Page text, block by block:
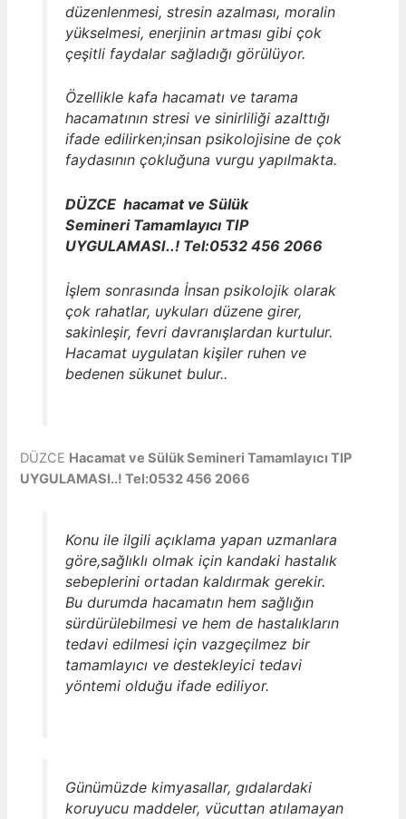
düzenlenmesi, stresin azalması, moralin
yükselmesi, enerjinin artması gibi çok
çeşitli faydalar sağladığı görülüyor.
Özellikle kafa hacamatı ve tarama
hacamatının stresi ve sinirliliği azalttığı
ifade edilirken;insan psikolojisine de çok
faydasının çokluğuna vurgu yapılmakta.
DÜZCE hacamatve Sülük
Semineri Tamamlayıcı TIP
UYGULAMASI..! Tel:0532 456 2066
İşlem sonrasında İnsan psikolojik olarak
çok rahatlar, uykuları düzene girer,
sakinleşir, fevri davranışlardan kurtulur.
Hacamat uygulatan kişiler ruhen ve
bedenen sükunet bulur..
DÜZCE Hacamat ve Sülük Semineri Tamamlayıcı TIP
UYGULAMASI..! Tel:0532 456 2066
Konu ile ilgili açıklama yapan uzmanlara
göre,sağlıklı olmak için kandaki hastalık
sebeplerini ortadan kaldırmak gerekir.
Bu durumda hacamatın hem sağlığın
sürdürülebilmesi ve hem de hastalıkların
tedavi edilmesi için vazgeçilmez bir
tamamlayıcı ve destekleyici tedavi
yöntemi olduğu ifade ediliyor.
Günümüzde kimyasallar, gıdalardaki
koruyucu maddeler, vücuttan atılamayan